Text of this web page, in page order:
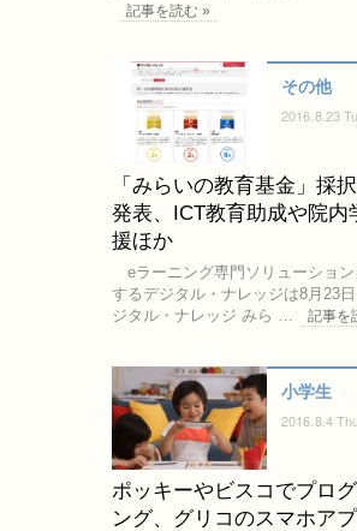
記事を読む »
その他
2016.8.23
「みらいの教育基金」採
発表、ICT教育助成や院内
援ほか
eラーニング専門ソリューション
するデジタル・ナレッジは8月23
ジタル・ナレッジ みら …
記事を
小学生
2016.8.4
ポッキーやビスコでプログ
ング、グリコのスマホアプ